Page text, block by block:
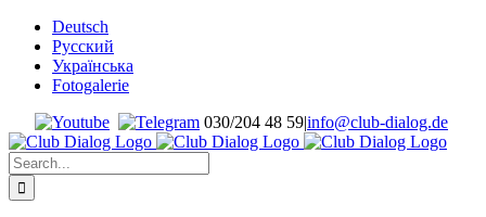
Skip
content
Deutsch
Русский
Українська
Fotogalerie
030/204 48 59|info@club-dialog.de
Search
for: